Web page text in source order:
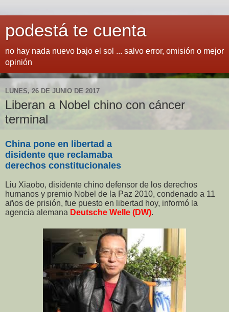
podestá te cuenta
no hay nada nuevo bajo el sol ... salvo error, omisión o mejor
opinión
LUNES, 26 DE JUNIO DE 2017
Liberan a Nobel chino con cáncer
terminal
China pone en libertad a
disidente que reclamaba
derechos constitucionales
Liu Xiaobo, disidente chino defensor de los derechos
humanos y premio Nobel de la Paz 2010, condenado a 11
años de prisión, fue puesto en libertad hoy, informó la
agencia alemana Deutsche Welle (DW).